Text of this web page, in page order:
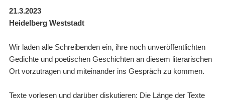
21.3.2023
Heidelberg Weststadt
Wir laden alle Schreibenden ein, ihre noch unveröffentlichten
Gedichte und poetischen Geschichten an diesem literarischen
Ort vorzutragen und miteinander ins Gespräch zu kommen.
Texte vorlesen und darüber diskutieren: Die Länge der Texte